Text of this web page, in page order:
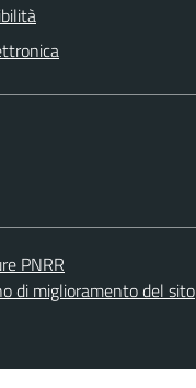
PNRR
di miglioramento del sito